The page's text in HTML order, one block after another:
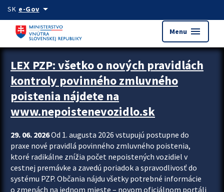
Preskocit na hlavný obsah
SK e-Govarrow_drop_down
Menu menu
Zastavit automatický posun upútavok
LEX PZP: všetko o nových pravidlách
kontroly povinného zmluvného
poistenia nájdete na
www.nepoistenevozidlo.sk
29. 06. 2026Od 1. augusta 2026 vstupujú postupne do
praxe nové pravidlá povinného zmluvného poistenia,
ktoré radikálne znížia počet nepoistených vozidiel v
cestnej premávke a zavedú poriadok a spravodlivosť do
systému PZP. Občania nájdu všetky potrebné informácie
o zmenách na jednom mieste – novom oficiálnom portáli